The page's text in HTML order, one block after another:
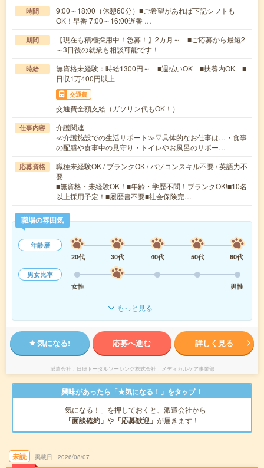
時間
9:00～18:00（休憩60分）■ご希望があれば下記シフトも
OK！早番 7:00～16:00遅番 …
期間
【現在も積極採用中！急募！】2カ月～ ■ご応募から最短2
～3日後の就業も相談可能です！
時給
無資格未経験：時給1300円～ ■週払いOK ■扶養内OK ■
日収1万400円以上
交通費
交通費全額支給（ガソリン代もOK！）
仕事内容
介護関連
≪介護施設での生活サポート≫▽具体的なお仕事は…・食事
の配膳や食事中の見守り・トイレやお風呂のサポー…
応募資格
職種未経験OK / ブランクOK / パソコンスキル不要 / 英語力不
要
■無資格・未経験OK！■年齢・学歴不問！ブランクOK!■10名
以上採用予定！■履歴書不要■社会保険完…
職場の雰囲気
年齢層
20代
30代 40代 50代
60代
男女比率
女性
男性
もっと見る
気になる! 応募へ進む 詳しく見る
派遣会社 日研トータルソーシング株式会社 メディカルケア事業部
興味があったら「★気になる！」をタップ！
「気になる！」を押しておくと、派遣会社から
「面談確約」 や 「応募歓迎」 が届きます！
未読 掲載日 2026/08/07